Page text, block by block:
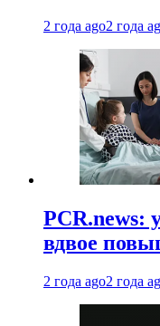
2 года ago2 года
PCR.news:
вдвое
2 года ago2 года